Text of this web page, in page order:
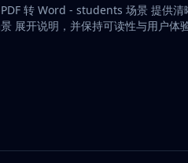
转 Word - students 场景 提供清
展开说明，并保持可读性与用户